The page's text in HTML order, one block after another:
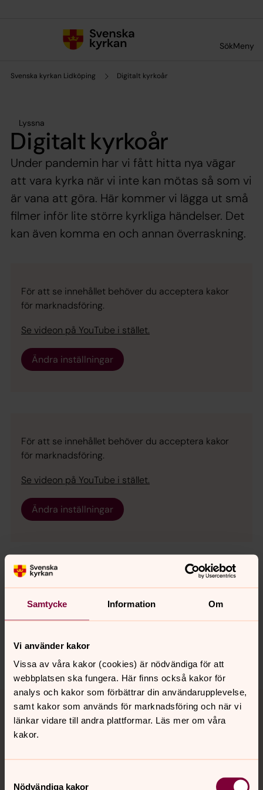
Samtycke Information Om
Vi använder kakor
Vissa av våra kakor (cookies) är nödvändiga för att
webbplatsen ska fungera. Här finns också kakor för
analys och kakor som förbättrar din användarupplevelse,
samt kakor som används för marknadsföring och när vi
länkar vidare till andra plattformar. Läs mer om våra
kakor.
Nödvändiga kakor
SökMeny
Svenska kyrkan Lidköping Digitalt kyrkoår
Lyssna
Digitalt kyrkoår
Under pandemin har vi fått hitta nya vägar
att vara kyrka när vi inte kan mötas så som vi
är vana att göra. Här kommer vi lägga ut små
filmer inför lite större kyrkliga händelser. Det
kan även komma en och annan överraskning.
För att se innehållet behöver du acceptera kakor
för marknadsföring.
Se videon på YouTube i stället.
Ändra inställningar
För att se innehållet behöver du acceptera kakor
för marknadsföring.
Se videon på YouTube i stället.
Ändra inställningar
Senast ändrad 16 juni 2021
Synpunkter eller frågor på sidans
innehåll?
Tillbaka till toppen
Tillbaka till innehållet